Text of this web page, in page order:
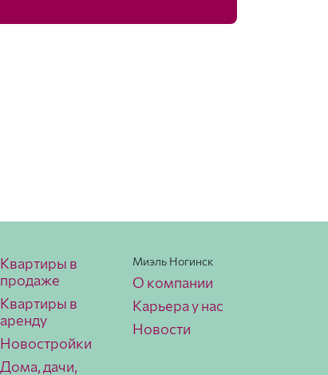
Квартиры в
продаже
Квартиры в
аренду
Новостройки
Дома, дачи,
Миэль Ногинск
О компании
Карьера у нас
Новости